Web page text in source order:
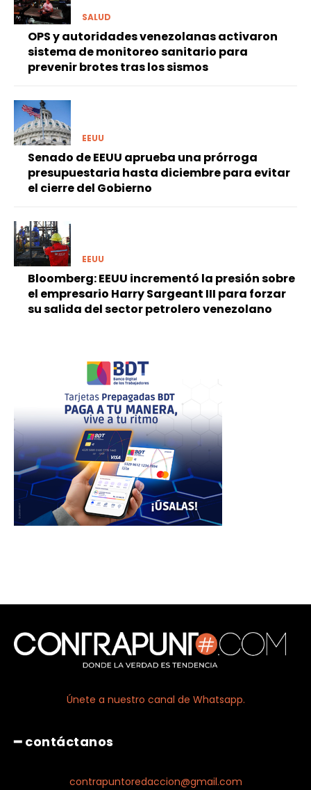
SALUD
OPS y autoridades venezolanas activaron
sistema de monitoreo sanitario para
prevenir brotes tras los sismos
EEUU
Senado de EEUU aprueba una prórroga
presupuestaria hasta diciembre para evitar
el cierre del Gobierno
EEUU
Bloomberg: EEUU incrementó la presión sobre
el empresario Harry Sargeant III para forzar
su salida del sector petrolero venezolano
Únete a nuestro canal de Whatsapp.
━ contáctanos
contrapuntoredaccion@gmail.com